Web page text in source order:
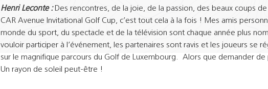
Henri Leconte :Des rencontres, de la joie, de la passion, des beaux coups
CAR Avenue Invitational Golf Cup, c’est tout cela à la fois ! Mes amis
monde du sport, du spectacle et de la télévision sont chaque année plus
vouloir participer à l’événement, les partenaires sont ravis et les joueurs se
sur le magnifique parcours du Golf de Luxembourg. Alors que demander de
Un rayon de soleil peut-être !